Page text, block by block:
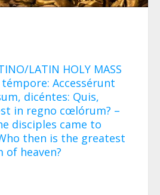
LATIN HOLY MASS
Accessérunt
dicéntes: Quis,
in regno cœlórum? –
disciples came to
then is the greatest
of heaven?